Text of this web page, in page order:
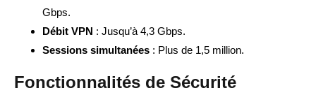
Gbps.
Débit VPN : Jusqu’à 4,3 Gbps.
Sessions simultanées : Plus de 1,5 million.
Fonctionnalités de Sécurité